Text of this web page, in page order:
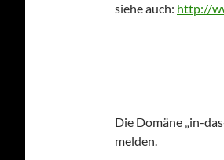
siehe auch: http://
Die Domäne „in-
melden.